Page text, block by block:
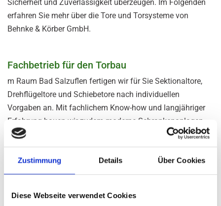
Zustimmung Details Über Cookies
Diese Webseite verwendet Cookies
Sicherheit und Zuverlässigkeit überzeugen. Im Folgenden
erfahren Sie mehr über die Tore und Torsysteme von
Behnke & Körber GmbH.
Fachbetrieb für den Torbau
m Raum Bad Salzuflen fertigen wir für Sie Sektionaltore,
Drehflügeltore und Schiebetore nach individuellen
Vorgaben an. Mit fachlichem Know-how und langjähriger
Erfahrung bauen wir zudem moderne Schrankenanlagen.
Bei allen Toren, Türen und Schranken besteht die Wahl
zwischen einer manuellen Bedienung und der Integration
eines elektrischen Antriebs. Tore auf Knopfdruck zu öffnen,
spart Zeit und erweist sich als besonders praktisch für
Designs, Materialien und Formaten. Unser Fachpersonal